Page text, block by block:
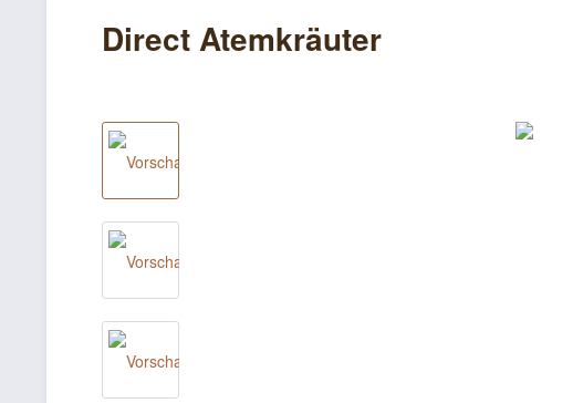
Direct Atemkräuter